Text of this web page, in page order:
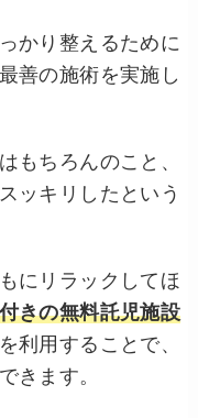
かり整えるために
善の施術を実施し
もちろんのこと、
ッキリしたという
にリラックしてほ
きの無料託児施設
利用することで、
きます。